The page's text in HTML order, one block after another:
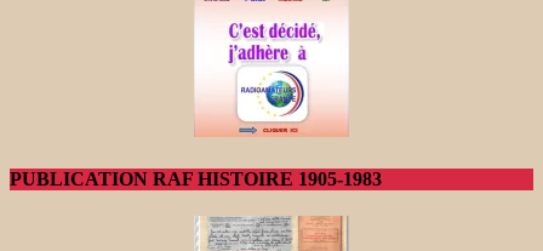
PUBLICATION RAF HISTOIRE 1905-1983